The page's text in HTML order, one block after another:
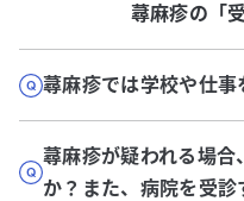
蕁麻疹の「
蕁麻疹では学校や仕事
蕁麻疹が疑われる場
か？また、病院を受診